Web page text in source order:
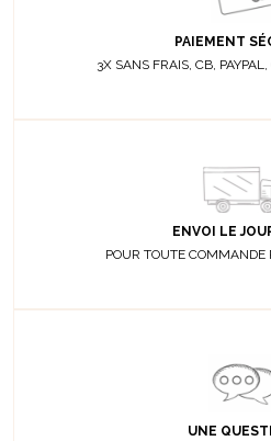
PAIEMENT
3X SANS FRAIS, CB,
ENVOI LE
POUR TOUTE COMMANDE
UNE